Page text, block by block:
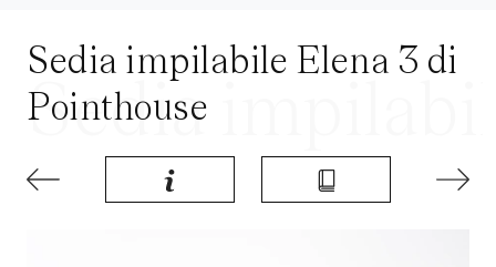
Sedia impilabile Elena 3 di
Pointhouse